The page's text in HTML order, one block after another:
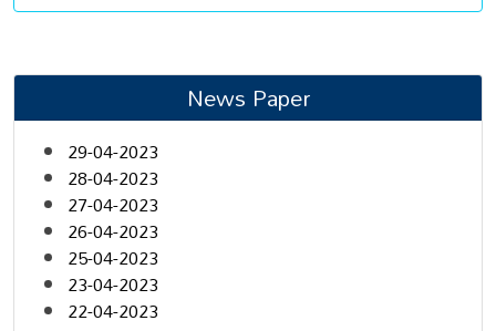
News Paper
29-04-2023
28-04-2023
27-04-2023
26-04-2023
25-04-2023
23-04-2023
22-04-2023